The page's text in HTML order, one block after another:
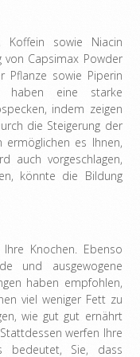
Koffein sowie Niacin
von Capsimax Powder
Pflanze sowie Piperin
haben eine starke
indem zeigen
die Steigerung der
ermöglichen es Ihnen,
auch vorgeschlagen,
könnte die Bildung
Knochen. Ebenso
und ausgewogene
haben empfohlen,
viel weniger Fett zu
wie gut gut ernährt
werfen Ihre
bedeutet, Sie, dass